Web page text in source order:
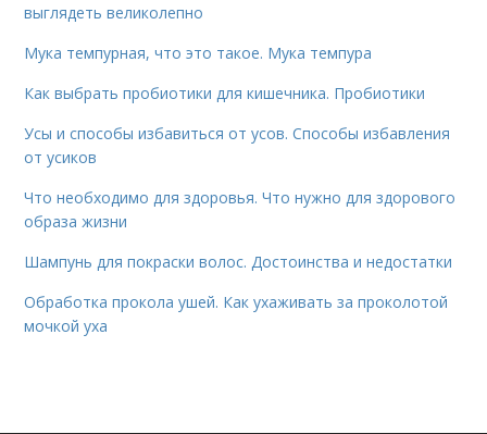
выглядеть великолепно
Мука темпурная, что это такое. Мука темпура
Как выбрать пробиотики для кишечника. Пробиотики
Усы и способы избавиться от усов. Способы избавления
от усиков
Что необходимо для здоровья. Что нужно для здорового
образа жизни
Шампунь для покраски волос. Достоинства и недостатки
Обработка прокола ушей. Как ухаживать за проколотой
мочкой уха